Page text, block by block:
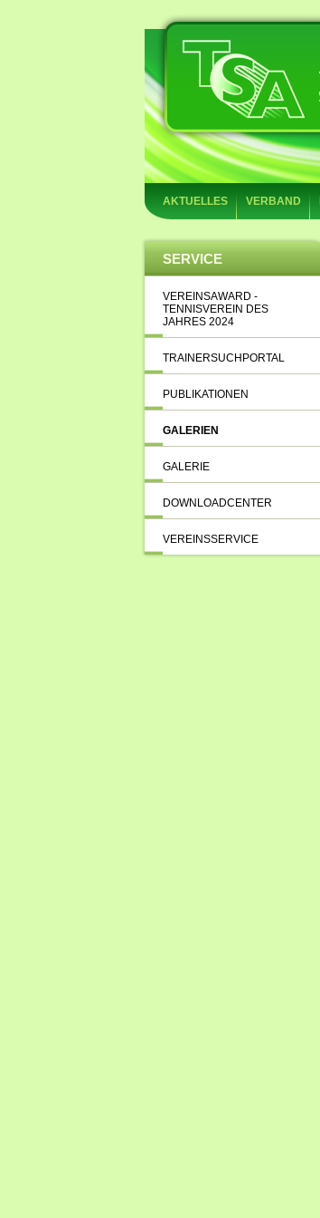
AKTUELLES VERBAND
SERVICE
VEREINSAWARD -
TENNISVEREIN DES
JAHRES 2024
TRAINERSUCHPORTAL
PUBLIKATIONEN
GALERIEN
GALERIE
DOWNLOADCENTER
VEREINSSERVICE